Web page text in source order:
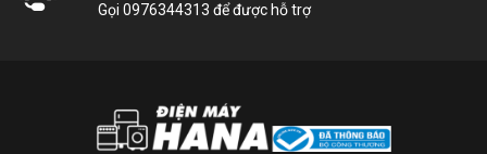
Gọi 0976344313 để được hỗ trợ